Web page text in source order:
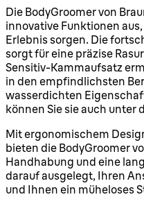
Die BodyGroomer von
innovative Funktionen
Erlebnis sorgen. Die
sorgt für eine präzise
Sensitiv-Kammaufsatz
in den empfindlichsten
wasserdichten
können Sie sie auch unter
Mit ergonomischem
bieten die BodyGroomer
Handhabung und eine
darauf ausgelegt, Ihren
und Ihnen ein müheloses